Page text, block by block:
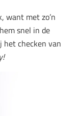
want met zo’n
snel in de
het checken van